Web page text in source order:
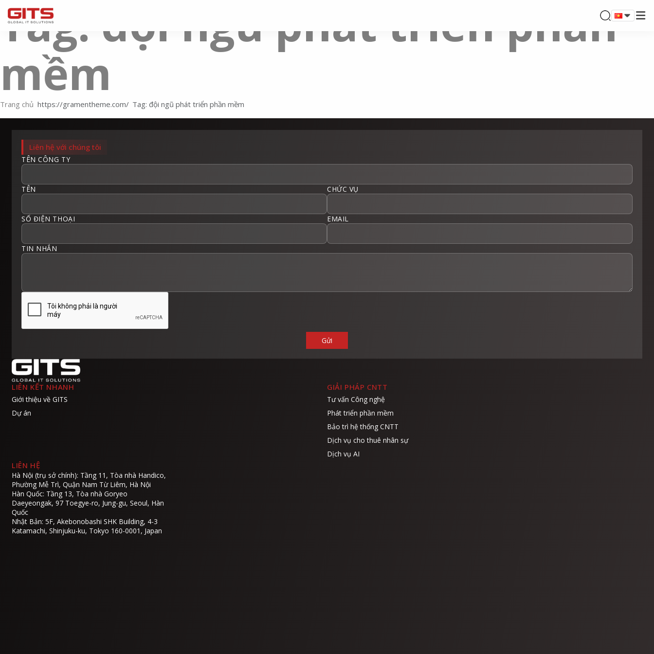
Tag: đội ngũ phát triển phần
mềm
Trang chủ Tag: đội ngũ phát triển phần mềm
Liên hệ với chúng tôi
TÊN CÔNG TY
TÊN CHỨC VỤ
SỐ ĐIỆN THOẠI EMAIL
TIN NHẮN
LIÊN KẾT NHANH
Giới thiệu về GITS
Dự án
GIẢI PHÁP CNTT
Tư vấn Công nghệ
Phát triển phần mềm
Bảo trì hệ thống CNTT
Dịch vụ cho thuê nhân sự
Dịch vụ AI
LIÊN HỆ
Hà Nội (trụ sở chính): Tầng 11, Tòa nhà Handico,
Phường Mễ Trì, Quận Nam Từ Liêm, Hà Nội
Hàn Quốc: Tầng 13, Tòa nhà Goryeo
Daeyeongak, 97 Toegye-ro, Jung-gu, Seoul, Hàn
Quốc
Nhật Bản: 5F, Akebonobashi SHK Building, 4-3
Katamachi, Shinjuku-ku, Tokyo 160-0001, Japan